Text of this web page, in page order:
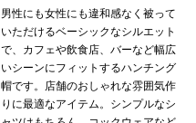
男性にも女性にも違和感なく被って
いただけるベーシックなシルエット
で、カフェや飲食店、バーなど幅広
いシーンにフィットするハンチング
帽です。店舗のおしゃれな雰囲気作
りに最適なアイテム。シンプルなシ